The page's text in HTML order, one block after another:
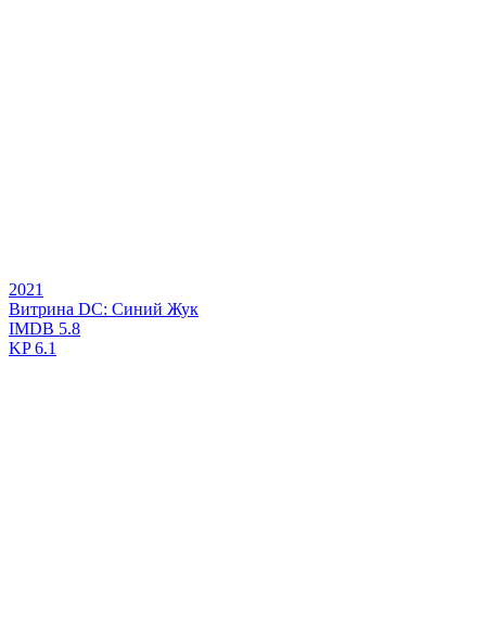
2021
Витрина DC: Синий Жук
IMDB 5.8
KP6.1